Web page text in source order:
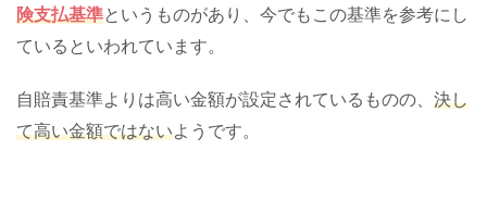
険支払基準というものがあり、今でもこの基準を参考にし
ているといわれています。
自賠責基準よりは高い金額が設定されているものの、 決し
て高い金額ではないようです。